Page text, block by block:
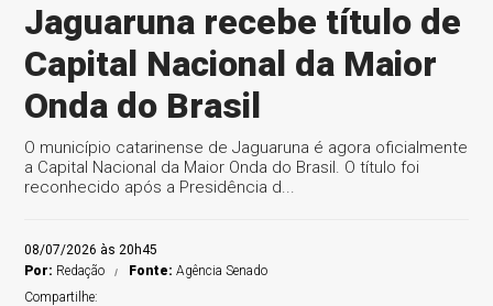
Jaguaruna recebe título de
Capital Nacional da Maior
Onda do Brasil
O município catarinense de Jaguaruna é agora oficialmente
a Capital Nacional da Maior Onda do Brasil. O título foi
reconhecido após a Presidência d...
08/07/2026 às 20h45
Por: Redação Fonte:Agência Senado
Compartilhe: